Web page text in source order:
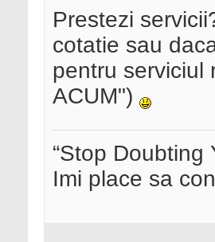
Prestezi
cotatie sau
pentru serviciul
ACUM")
“Stop Doubting
Imi place sa